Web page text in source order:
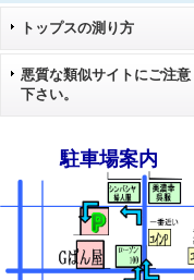
トップスの測り方
悪質な類似サイトにご注意
下さい。
駐車場案内